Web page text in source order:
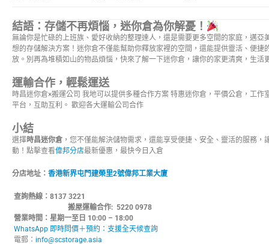
結語：存儲不再煩惱，迷你倉為你解憂！
無論你是忙碌的上班族、愛好收納的整理達人，還是需要更多空間的家庭，邁亞
想的存儲解決方案！迷你倉不僅能幫助你釋放家裡的空間，還能提供靈活、便捷
放。別再為堆積如山的物品煩惱，快來了解一下迷你倉，讓你的家更清爽，生活
運輸合作，輕鬆運送
時昌迷你倉×搬運公司 我地可以提供多種合作方案 特惠迷你倉，平價公倉，工作
平台，互助互利。 歡迎各大運輸公司合作
小結
選擇時昌迷你倉 ，您不僅能解決儲物需求，還能享受便捷、安全、靈活的服務
動！點擊查看偉邦分店最新優惠，最快今日入倉
分店地址： 香港新界屯門建榮里2號偉邦工業大廈
查詢熱線：
搬屋運輸合作: 5220 0978
營業時間：星期一至日 10:00 – 18:00
WhatsApp 即時問價＋預約：支援全天候查詢
電郵： info@scstorage.asia